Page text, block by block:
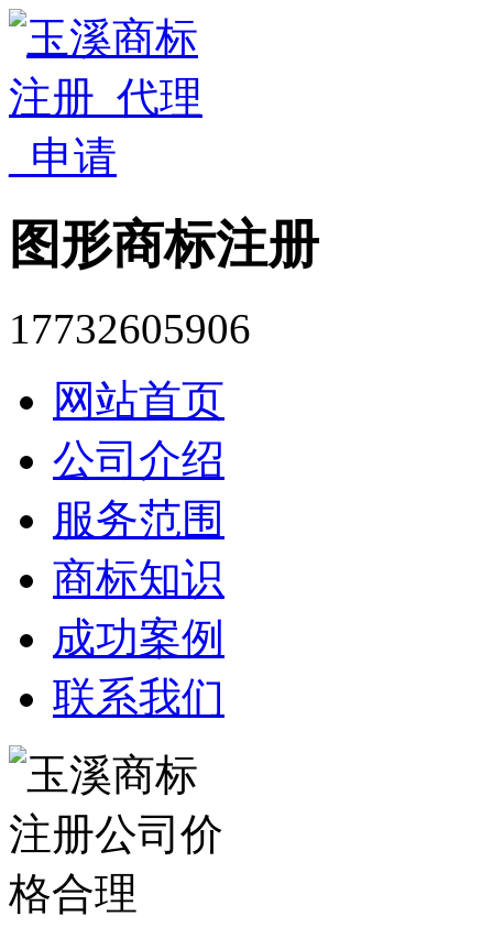
图形商标注册
17732605906
网站首页
公司介绍
服务范围
商标知识
成功案例
联系我们